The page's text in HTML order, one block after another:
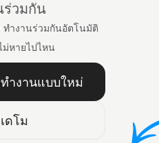
ร่วมกัน
ทำงานร่วมกันอัตโนมัติ
หายไปไหน
ำงานแบบใหม่
ดโม